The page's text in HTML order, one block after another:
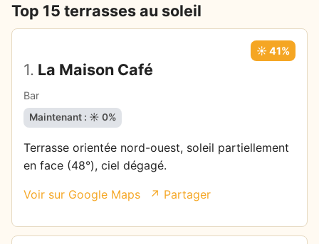
Top 15 terrasses au soleil
1. La Maison Café
Bar
☀️ 41%
Maintenant : ☀️ 0%
Terrasse orientée nord-ouest, soleil partiellement
en face (48°), ciel dégagé.
Voir sur Google Maps ↗ Partager